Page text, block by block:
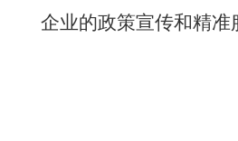
企业的政策宣传和精准